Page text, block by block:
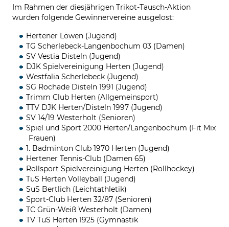
Im Rahmen der diesjährigen Trikot-Tausch-Aktion
wurden folgende Gewinnervereine ausgelost:
Hertener Löwen (Jugend)
TG Scherlebeck-Langenbochum 03 (Damen)
SV Vestia Disteln (Jugend)
DJK Spielvereinigung Herten (Jugend)
Westfalia Scherlebeck (Jugend)
SG Rochade Disteln 1991 (Jugend)
Trimm Club Herten (Allgemeinsport)
TTV DJK Herten/Disteln 1997 (Jugend)
SV 14/19 Westerholt (Senioren)
Spiel und Sport 2000 Herten/Langenbochum (Fit Mix
Frauen)
1. Badminton Club 1970 Herten (Jugend)
Hertener Tennis-Club (Damen 65)
Rollsport Spielvereinigung Herten (Rollhockey)
TuS Herten Volleyball (Jugend)
SuS Bertlich (Leichtathletik)
Sport-Club Herten 32/87 (Senioren)
TC Grün-Weiß Westerholt (Damen)
TV TuS Herten 1925 (Gymnastik